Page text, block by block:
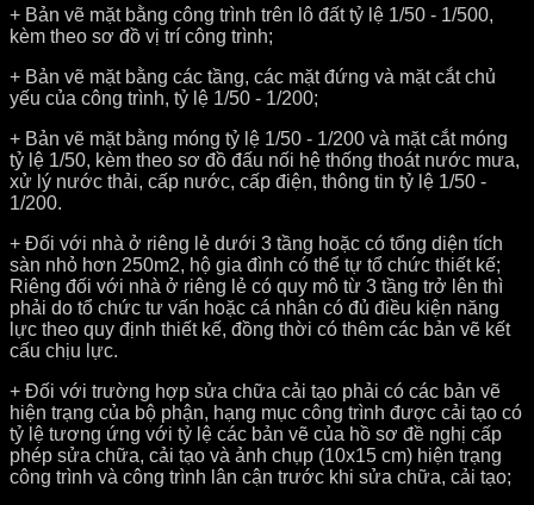
+ Bản vẽ mặt bằng công trình trên lô đất tỷ lệ 1/50 - 1/500,
kèm theo sơ đồ vị trí công trình;
+ Bản vẽ mặt bằng các tầng, các mặt đứng và mặt cắt chủ
yếu của công trình, tỷ lệ 1/50 - 1/200;
+ Bản vẽ mặt bằng móng tỷ lệ 1/50 - 1/200 và mặt cắt móng
tỷ lệ 1/50, kèm theo sơ đồ đấu nối hệ thống thoát nước mưa,
xử lý nước thải, cấp nước, cấp điện, thông tin tỷ lệ 1/50 -
1/200.
+ Đối với nhà ở riêng lẻ dưới 3 tầng hoặc có tổng diện tích
sàn nhỏ hơn 250m2, hộ gia đình có thể tự tổ chức thiết kế;
Riêng đối với nhà ở riêng lẻ có quy mô từ 3 tầng trở lên thì
phải do tổ chức tư vấn hoặc cá nhân có đủ điều kiện năng
lực theo quy định thiết kế, đồng thời có thêm các bản vẽ kết
cấu chịu lực.
+ Đối với trường hợp sửa chữa cải tạo phải có các bản vẽ
hiện trạng của bộ phận, hạng mục công trình được cải tạo có
tỷ lệ tư­ơng ứng với tỷ lệ các bản vẽ của hồ sơ đề nghị cấp
phép sửa chữa, cải tạo và ảnh chụp (10x15 cm) hiện trạng
công trình và công trình lân cận trước khi sửa chữa, cải tạo;